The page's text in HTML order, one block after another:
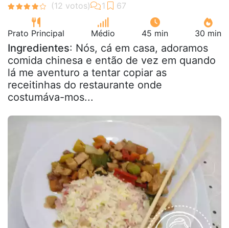
Prato Principal Médio 45 min 30 min
Ingredientes: Nós, cá em casa, adoramos
comida chinesa e então de vez em quando
lá me aventuro a tentar copiar as
receitinhas do restaurante onde
costumáva-mos...